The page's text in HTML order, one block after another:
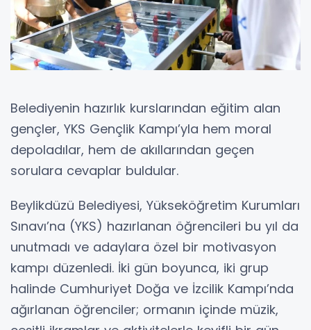
Belediyenin hazırlık kurslarından eğitim alan
gençler, YKS Gençlik Kampı’yla hem moral
depoladılar, hem de akıllarından geçen
sorulara cevaplar buldular.
Beylikdüzü Belediyesi, Yükseköğretim Kurumları
Sınavı’na (YKS) hazırlanan öğrencileri bu yıl da
unutmadı ve adaylara özel bir motivasyon
kampı düzenledi. İki gün boyunca, iki grup
halinde Cumhuriyet Doğa ve İzcilik Kampı’nda
ağırlanan öğrenciler; ormanın içinde müzik,